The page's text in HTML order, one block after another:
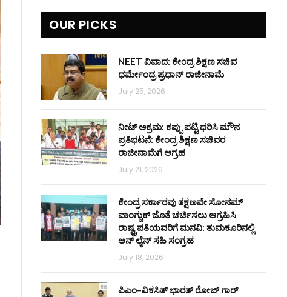
OUR PICKS
NEET ವಿವಾದ: ಕೇಂದ್ರ ಶಿಕ್ಷಣ ಸಚಿವ
ಧರ್ಮೇಂದ್ರ ಪ್ರಧಾನ್ ರಾಜೀನಾಮೆ
July 25, 2026
ನೀಟ್ ಅಕ್ರಮ: ಕಪ್ಪು ಪಟ್ಟಿ ಧರಿಸಿ ಮೌನ
ಪ್ರತಿಭಟನೆ: ಕೇಂದ್ರ ಶಿಕ್ಷಣ ಸಚಿವರ
ರಾಜೀನಾಮೆಗೆ ಆಗ್ರಹ
July 21, 2026
ಕೇಂದ್ರ ಸರ್ಕಾರವು ತಕ್ಷಣವೇ ಸೋನಮ್
ವಾಂಗ್ಚುಕ್ ಜೊತೆ ಚರ್ಚಿಸಲು ಆಗ್ರಹಿಸಿ
ರಾಷ್ಟ್ರಪತಿಯವರಿಗೆ ಮನವಿ: ತುಮಕೂರಿನಲ್ಲಿ
ಆನ್‌ ಲೈನ್ ಸಹಿ ಸಂಗ್ರಹ
July 18, 2026
ಪಿಎಂ–ವಿಕಸಿತ್ ಭಾರತ್ ರೋಜ್‌ ಗಾರ್